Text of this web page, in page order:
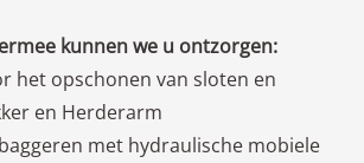
kunnen we u ontzorgen:
het opschonen van sloten en
en Herderarm
met hydraulische mobiele